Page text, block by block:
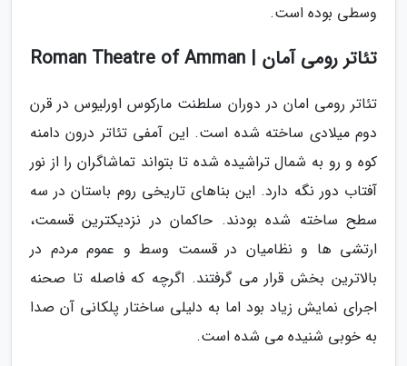
وسطی بوده است.
تئاتر رومی آمان | Roman Theatre of Amman
تئاتر رومی امان در دوران سلطنت مارکوس اورلیوس در قرن
دوم میلادی ساخته شده است. این آمفی تئاتر درون دامنه
کوه و رو به شمال تراشیده شده تا بتواند تماشاگران را از نور
آفتاب دور نگه دارد. این بناهای تاریخی روم باستان در سه
سطح ساخته شده بودند. حاکمان در نزدیکترین قسمت،
ارتشی ها و نظامیان در قسمت وسط و عموم مردم در
بالاترین بخش قرار می گرفتند. اگرچه که فاصله تا صحنه
اجرای نمایش زیاد بود اما به دلیلی ساختار پلکانی آن صدا
به خوبی شنیده می شده است.